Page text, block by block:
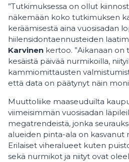
”Tutkimuksessa on ollut
näkemään koko tutkimuksen
keräämisestä aina vuosisadan
hiilensidontaennusteiden
Karvinen kertoo. ”Aikanaan
kesäistä päivää nurmikoilla,
kammiomittausten
että data on päätynyt näin
Muuttoliike maaseuduilta
viimeisimmän vuosisadan
megatrendeistä, jonka
alueiden pinta-ala on kasvanut
Erilaiset viheralueet kuten
sekä nurmikot ja niityt ovat